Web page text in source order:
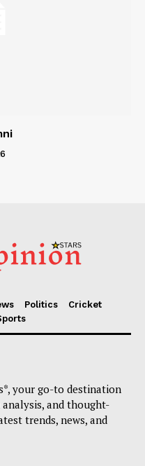
Politics
Cricket
your go-to destination
and thought-
trends, news, and